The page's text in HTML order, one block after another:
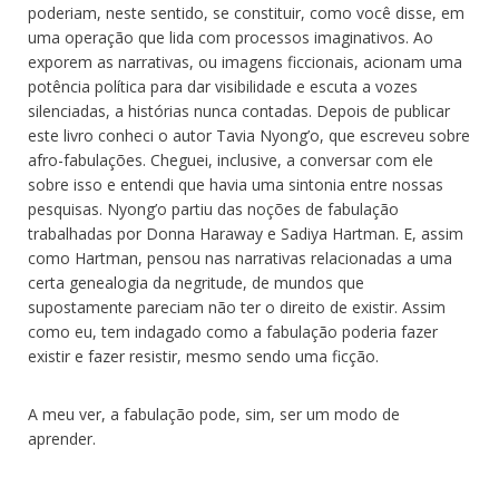
poderiam, neste sentido, se constituir, como você disse, em
uma operação que lida com processos imaginativos. Ao
exporem as narrativas, ou imagens ficcionais, acionam uma
potência política para dar visibilidade e escuta a vozes
silenciadas, a histórias nunca contadas. Depois de publicar
este livro conheci o autor Tavia Nyong’o, que escreveu sobre
afro-fabulações. Cheguei, inclusive, a conversar com ele
sobre isso e entendi que havia uma sintonia entre nossas
pesquisas. Nyong’o partiu das noções de fabulação
trabalhadas por Donna Haraway e Sadiya Hartman. E, assim
como Hartman, pensou nas narrativas relacionadas a uma
certa genealogia da negritude, de mundos que
supostamente pareciam não ter o direito de existir. Assim
como eu, tem indagado como a fabulação poderia fazer
existir e fazer resistir, mesmo sendo uma ficção.
A meu ver, a fabulação pode, sim, ser um modo de
aprender.